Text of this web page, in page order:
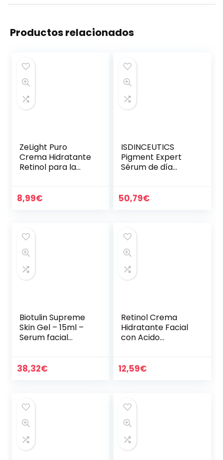
Productos relacionados
ZeLight Puro
Crema Hidratante
Retinol para la
a A- Crema Facial
8,99€
ISDINCEUTICS
Pigment Expert
Sérum de día
con Acción
50,79€
Biotulin Supreme
Skin Gel – 15ml –
Serum facial
Ácido Hialuronico –
38,32€
Retinol Crema
Hidratante Facial
con Acido
para Arrugas y
12,59€